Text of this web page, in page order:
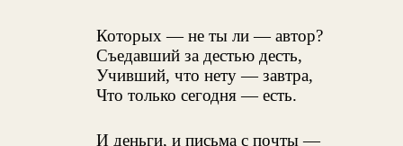
Которых — не ты ли — автор?
Съедавший за дестью десть,
Учивший, что нету — завтра,
Что только сегодня — есть.
И деньги, и письма с почты —